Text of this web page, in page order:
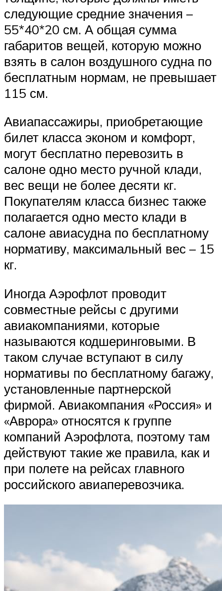
следующие средние значения –
55*40*20 см. А общая сумма
габаритов вещей, которую можно
взять в салон воздушного судна по
бесплатным нормам, не превышает
115 см.
Авиапассажиры, приобретающие
билет класса эконом и комфорт,
могут бесплатно перевозить в
салоне одно место ручной клади,
вес вещи не более десяти кг.
Покупателям класса бизнес также
полагается одно место клади в
салоне авиасудна по бесплатному
нормативу, максимальный вес – 15
кг.
Иногда Аэрофлот проводит
совместные рейсы с другими
авиакомпаниями, которые
называются кодшеринговыми. В
таком случае вступают в силу
нормативы по бесплатному багажу,
установленные партнерской
фирмой. Авиакомпания «Россия» и
«Аврора» относятся к группе
компаний Аэрофлота, поэтому там
действуют такие же правила, как и
при полете на рейсах главного
российского авиаперевозчика.